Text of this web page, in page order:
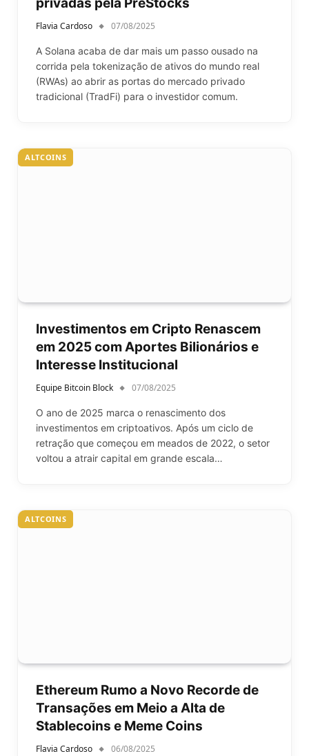
Flavia Cardoso 07/08/2025
A Solana acaba de dar mais um passo ousado na
corrida pela tokenização de ativos do mundo real
(RWAs) ao abrir as portas do mercado privado
tradicional (TradFi) para o investidor comum.
ALTCOINS
Investimentos em Cripto Renascem
em 2025 com Aportes Bilionários e
Interesse Institucional
Equipe Bitcoin Block 07/08/2025
O ano de 2025 marca o renascimento dos
investimentos em criptoativos. Após um ciclo de
retração que começou em meados de 2022, o setor
voltou a atrair capital em grande escala…
ALTCOINS
Ethereum Rumo a Novo Recorde de
Transações em Meio a Alta de
Stablecoins e Meme Coins
Flavia Cardoso 06/08/2025